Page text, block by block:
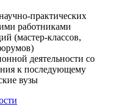
практических
работниками
(мастер-классов,
деятельности со
к последующему
вузы